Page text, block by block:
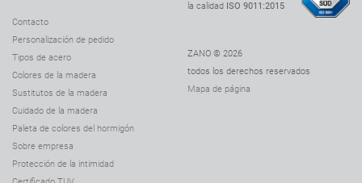
Contacto
Personalización de pedido
Tipos de acero
Colores de la madera
Sustitutos de la madera
Cuidado de la madera
Paleta de colores del hormigón
Sobre empresa
Protección de la intimidad
la calidad ISO 9011:2015
ZANO © 2026
todos los derechos reservados
Mapa de página